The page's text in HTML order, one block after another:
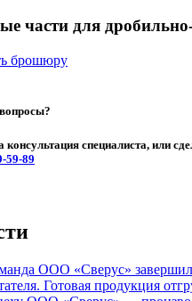
части для
брошюру
специалиста, или
59-89
ООО «Сверус»
Готовая продукция